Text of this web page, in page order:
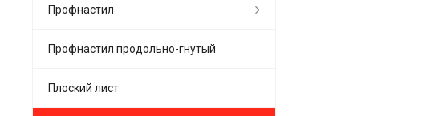
Профнастил
Профнастил продольно-гнутый
Плоский лист